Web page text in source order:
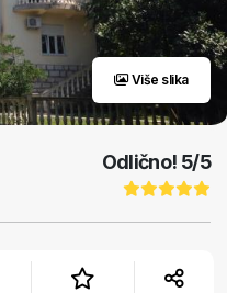
Više slika
Odlično! 5/5